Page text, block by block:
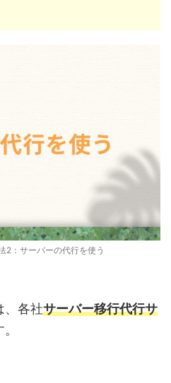
2：サーバーの代行を使う
、各社サーバー移行代行サ